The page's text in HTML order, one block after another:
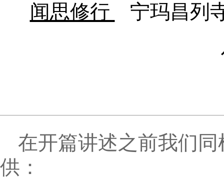
闻思修行
宁玛昌列
在开篇讲述之前我们
供：